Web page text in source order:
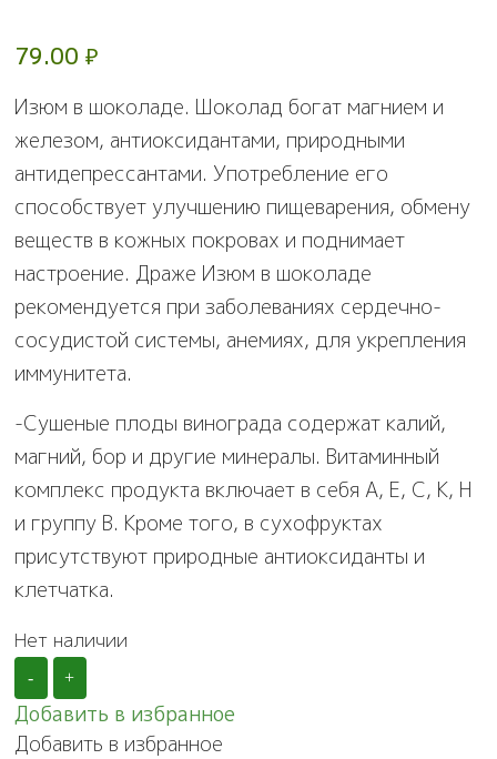
79.00 ₽
Изюм в шоколаде. Шоколад богат магнием и
железом, антиоксидантами, природными
антидепрессантами. Употребление его
способствует улучшению пищеварения, обмену
веществ в кожных покровах и поднимает
настроение. Драже Изюм в шоколаде
рекомендуется при заболеваниях сердечно-
сосудистой системы, анемиях, для укрепления
иммунитета.
-Сушеные плоды винограда содержат калий,
магний, бор и другие минералы. Витаминный
комплекс продукта включает в себя A, E, C, K, H
и группу B. Кроме того, в сухофруктах
присутствуют природные антиоксиданты и
клетчатка.
Нет наличии
- +
Добавить в избранное
Добавить в избранное